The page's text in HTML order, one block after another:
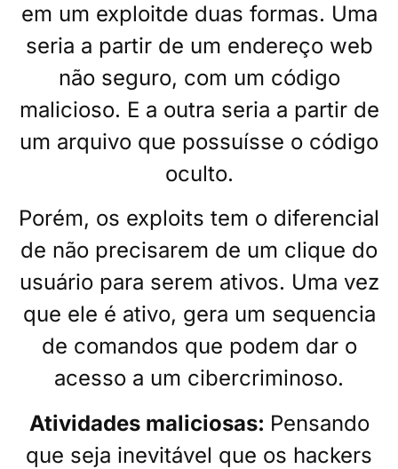
em um exploitde duas formas. Uma
seria a partir de um endereço web
não seguro, com um código
malicioso. E a outra seria a partir de
um arquivo que possuísse o código
oculto.
Porém, os exploits tem o diferencial
de não precisarem de um clique do
usuário para serem ativos. Uma vez
que ele é ativo, gera um sequencia
de comandos que podem dar o
acesso a um cibercriminoso.
Atividades maliciosas: Pensando
que seja inevitável que os hackers